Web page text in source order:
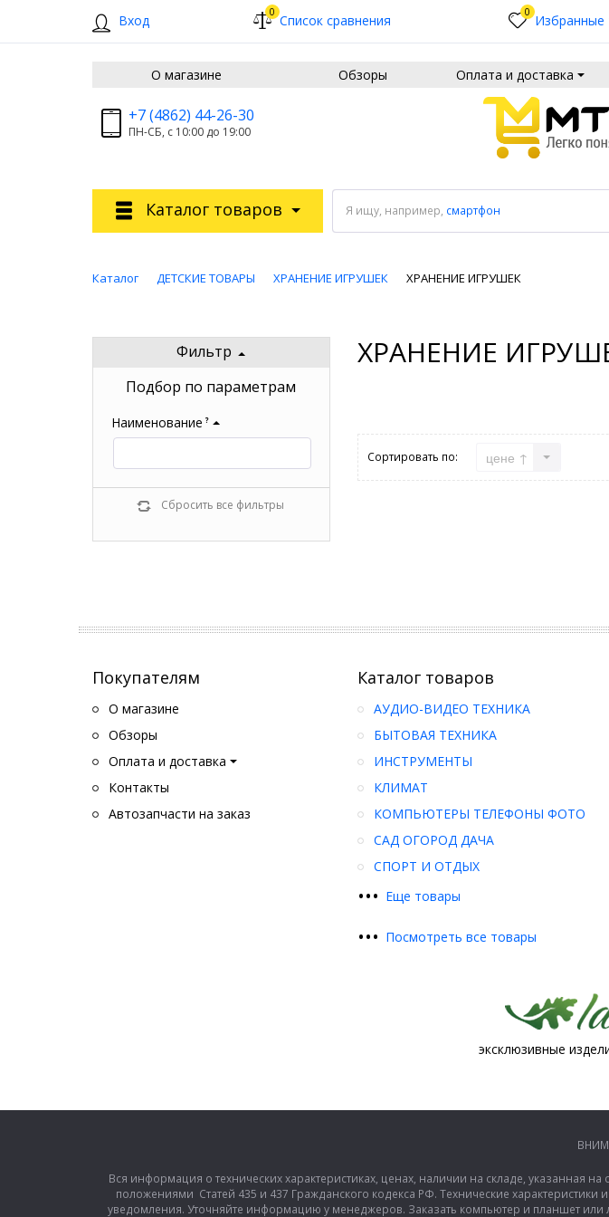
Вход 0 Список сравнения 0 Избранные
О магазине Обзоры Оплата и доставка
+7 (4862) 44-26-30
ПН-СБ, с 10:00 до 19:00
Я ищу, например, смартфон
Каталог товаров
Каталог ДЕТСКИЕ ТОВАРЫ ХРАНЕНИЕ ИГРУШЕК ХРАНЕНИЕ ИГРУШЕК
Фильтр
Подбор по параметрам
Наименование ?
Сбросить все фильтры
ХРАНЕНИЕ
Сортировать по: цене ↑
Покупателям
О магазине
Обзоры
Оплата и доставка
Контакты
Автозапчасти на заказ
Каталог товаров
••• Еще товары
АУДИО-ВИДЕО ТЕХНИКА
БЫТОВАЯ ТЕХНИКА
ИНСТРУМЕНТЫ
КЛИМАТ
КОМПЬЮТЕРЫ ТЕЛЕФОНЫ ФОТО
САД ОГОРОД ДАЧА
СПОРТ И ОТДЫХ
••• Посмотреть все товары
эксклюзивные
Вся информация о технических характеристиках, ценах, наличии на складе, указанная
положениями Статей 435 и 437 Гражданского кодекса РФ. Технические
уведомления. Уточняйте информацию у менеджеров. Заказать компьютер и планшет